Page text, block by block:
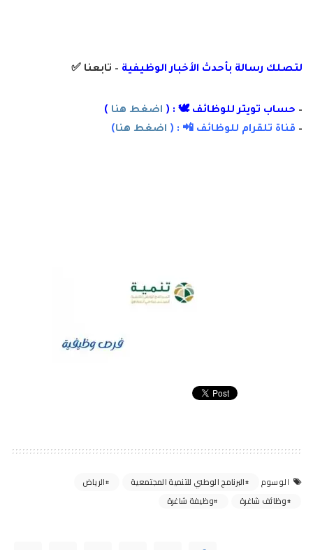
لتصلك رسالة بأحدث الأخبار الوظيفية – تابعنا ✅
– حساب تويتر للوظائف 🕊 : ( اضغط هنا )
– قناة تلقرام للوظائف 📲 : ( اضغط هنا)
الوسوم البرنامج الوطني للتنمية المجتمعية
الرياض
وظائف شاغرة
وظيفة شاغرة